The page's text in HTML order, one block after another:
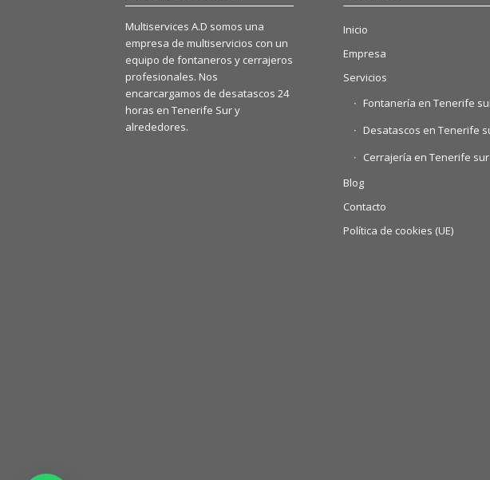
Multiservices A.D somos una
empresa de multiservicios con un
equipo de fontaneros y cerrajeros
profesionales. Nos
encarcargamos de desatascos 24
horas en Tenerife Sur y
alrededores.
Inicio
Empresa
Servicios
Fontanería en Tenerife
Desatascos en Tenerife
Cerrajería en Tenerife sur
Blog
Contacto
Política de cookies (UE)